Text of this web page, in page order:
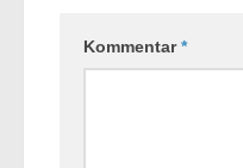
Kommentar*